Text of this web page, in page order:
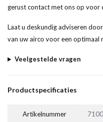
gerust contact met ons op voor
Laat u deskundig adviseren door
van uw airco voor een optimaal
Veelgestelde vragen
Productspecificaties
Artikelnummer